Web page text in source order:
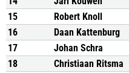
15
Robert Knoll
16
Daan Kattenburg
17
Johan Schra
18
Christiaan Ritsma